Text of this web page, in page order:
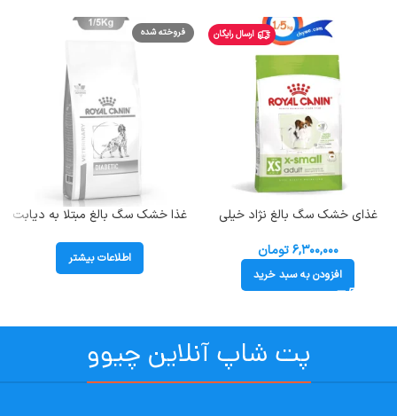
ارسال رایگان
غذای خشک سگ بالغ نژاد خیلی
(تا وزن 4 کیلوگرم) Royal Canin X-۶,۳۰۰,۰۰۰ تومان
افزودن به سبد خرید
فروخته شده
غذا خشک سگ بالغ مبتلا به دیابت
کیلوگرم
اطلاعات بیشتر
پت شاپ آنلاین چیوو